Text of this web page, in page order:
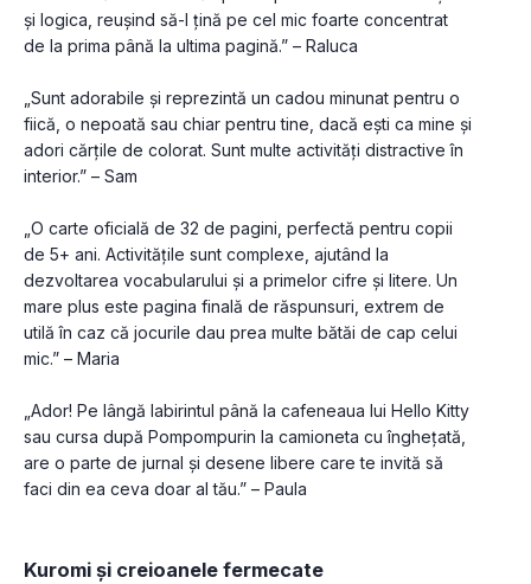
și logica, reușind să-l țină pe cel mic foarte concentrat
de la prima până la ultima pagină.” – Raluca
„Sunt adorabile și reprezintă un cadou minunat pentru o
fiică, o nepoată sau chiar pentru tine, dacă ești ca mine și
adori cărțile de colorat. Sunt multe activități distractive în
interior.” – Sam
„O carte oficială de 32 de pagini, perfectă pentru copii
de 5+ ani. Activitățile sunt complexe, ajutând la
dezvoltarea vocabularului și a primelor cifre și litere. Un
mare plus este pagina finală de răspunsuri, extrem de
utilă în caz că jocurile dau prea multe bătăi de cap celui
mic.” – Maria
„Ador! Pe lângă labirintul până la cafeneaua lui Hello Kitty
sau cursa după Pompompurin la camioneta cu înghețată,
are o parte de jurnal și desene libere care te invită să
faci din ea ceva doar al tău.” – Paula
Kuromi și creioanele fermecate